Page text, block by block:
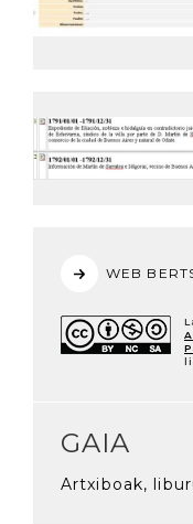
WEB
GAIA
Artxiboak,